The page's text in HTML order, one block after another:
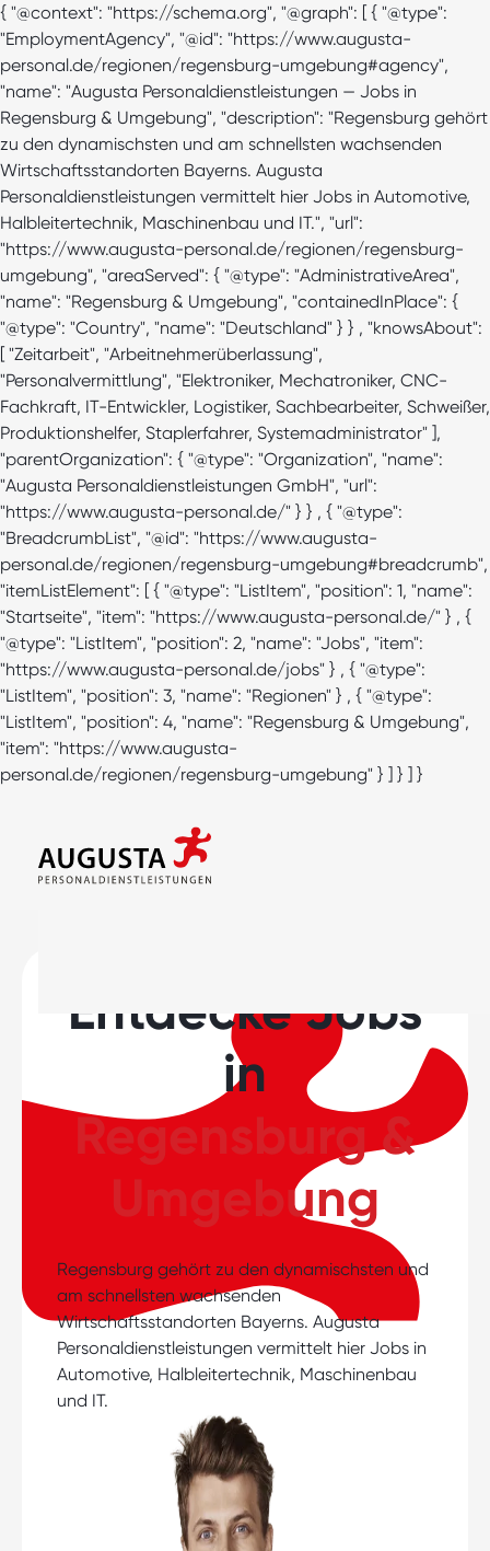
{ "@context": "https://schema.org", "@graph": [ { "@type":
"EmploymentAgency", "@id": "https://www.augusta-
personal.de/regionen/regensburg-umgebung#agency",
"name": "Augusta Personaldienstleistungen — Jobs in
Regensburg & Umgebung", "description": "Regensburg gehört
zu den dynamischsten und am schnellsten wachsenden
Wirtschaftsstandorten Bayerns. Augusta
Personaldienstleistungen vermittelt hier Jobs in Automotive,
Halbleitertechnik, Maschinenbau und IT.", "url":
"https://www.augusta-personal.de/regionen/regensburg-
umgebung", "areaServed": { "@type": "AdministrativeArea",
"name": "Regensburg & Umgebung", "containedInPlace": {
"@type": "Country", "name": "Deutschland" } } , "knowsAbout":
[ "Zeitarbeit", "Arbeitnehmerüberlassung",
"Personalvermittlung", "Elektroniker, Mechatroniker, CNC-
Fachkraft, IT-Entwickler, Logistiker, Sachbearbeiter, Schweißer,
Produktionshelfer, Staplerfahrer, Systemadministrator" ],
"parentOrganization": { "@type": "Organization", "name":
"Augusta Personaldienstleistungen GmbH", "url":
"https://www.augusta-personal.de/" } } , { "@type":
"BreadcrumbList", "@id": "https://www.augusta-
personal.de/regionen/regensburg-umgebung#breadcrumb",
"itemListElement": [ { "@type": "ListItem", "position": 1, "name":
"Startseite", "item": "https://www.augusta-personal.de/" } , {
"@type": "ListItem", "position": 2, "name": "Jobs", "item":
"https://www.augusta-personal.de/jobs" } , { "@type":
"ListItem", "position": 3, "name": "Regionen" } , { "@type":
"ListItem", "position": 4, "name": "Regensburg & Umgebung",
"item": "https://www.augusta-
personal.de/regionen/regensburg-umgebung" } ] } ] }
Entdecke Jobs
in
Regensburg &
Umgebung
Regensburg gehört zu den dynamischsten und
am schnellsten wachsenden
Wirtschaftsstandorten Bayerns. Augusta
Personaldienstleistungen vermittelt hier Jobs in
Automotive, Halbleitertechnik, Maschinenbau
und IT.